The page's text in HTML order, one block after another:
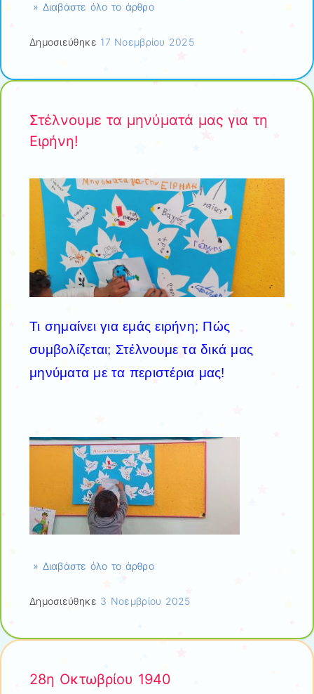
» Διαβάστε όλο το άρθρο
Δημοσιεύθηκε 17 Νοεμβρίου 2025
Στέλνουμε τα μηνύματά μας για τη
Ειρήνη!
Τι σημαίνει για εμάς ειρήνη; Πώς
συμβολίζεται; Στέλνουμε τα δικά μας
μηνύματα με τα περιστέρια μας!
» Διαβάστε όλο το άρθρο
Δημοσιεύθηκε 3 Νοεμβρίου 2025
28η Οκτωβρίου 1940